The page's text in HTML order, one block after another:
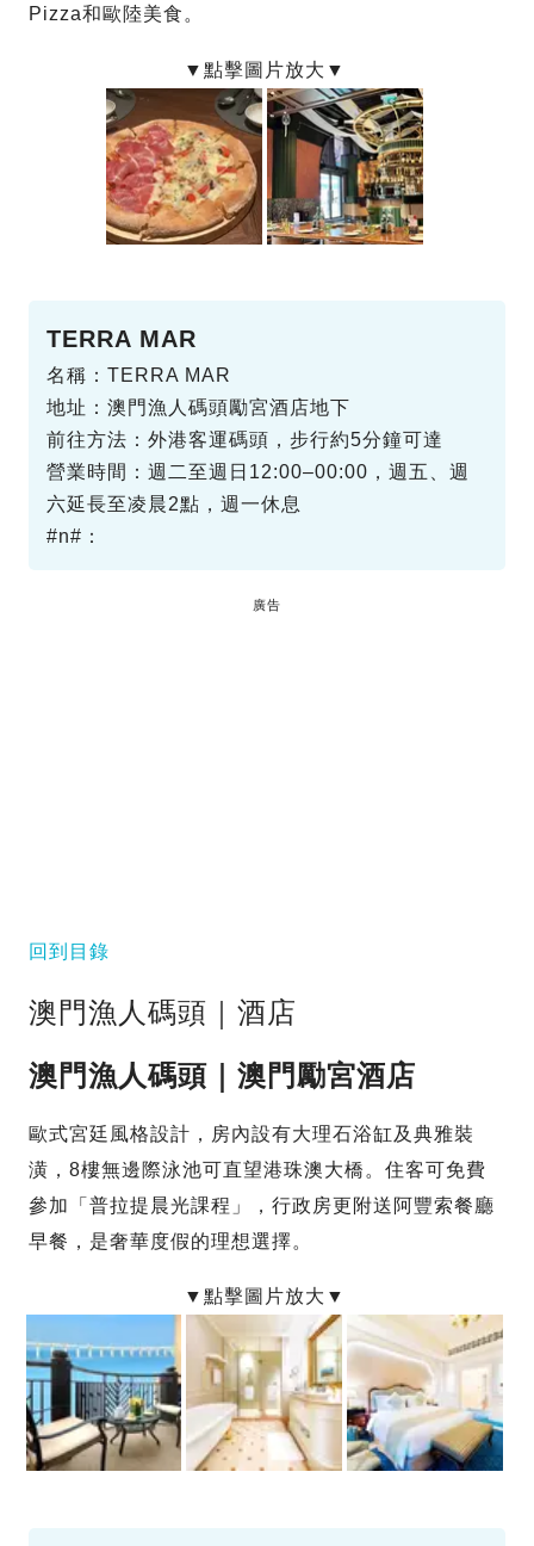
Pizza和歐陸美食。
TERRA MAR
名稱：TERRA MAR
地址：澳門漁人碼頭勵宮酒店地下
前往方法：外港客運碼頭，步行約5分鐘可達
營業時間：週二至週日12:00–00:00，週五、週
六延長至凌晨2點，週一休息
#n#：
廣告
回到目錄
澳門漁人碼頭｜酒店
澳門漁人碼頭｜澳門勵宮酒店
歐式宮廷風格設計，房內設有大理石浴缸及典雅裝
潢，8樓無邊際泳池可直望港珠澳大橋。住客可免費
參加「普拉提晨光課程」，行政房更附送阿豐索餐廳
早餐，是奢華度假的理想選擇。